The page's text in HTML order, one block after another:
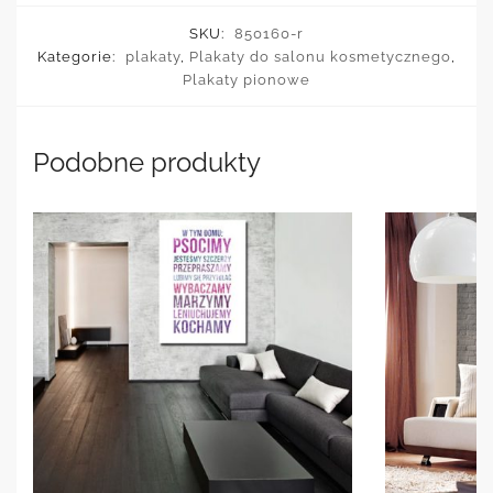
SKU:
850160-r
Kategorie:
plakaty Plakaty do salonu kosmetycznego
Plakaty pionowe
Podobne produkty